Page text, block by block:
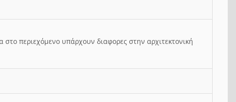
περιεχόμενο υπάρχουν διαφορες στην αρχιτεκτονική